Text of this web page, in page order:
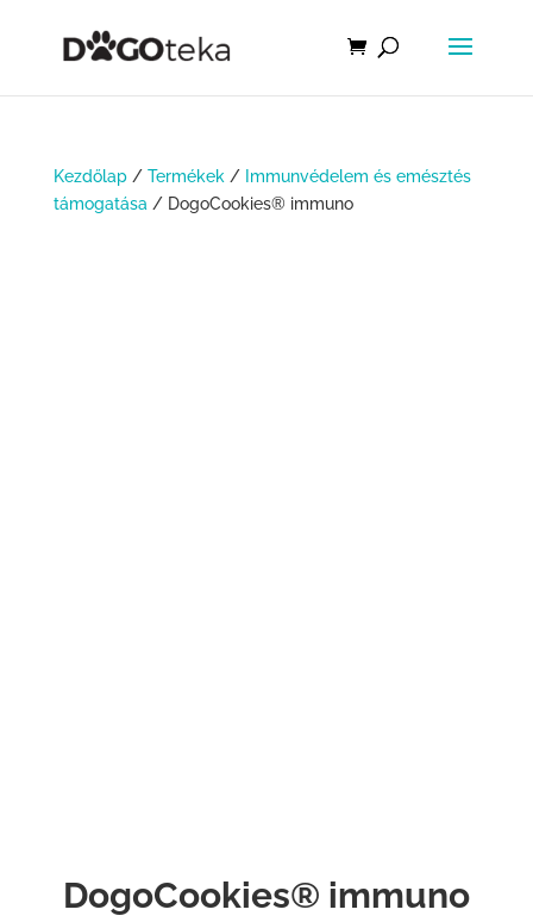
Kezdőlap/ Termékek / Immunvédelem és emésztés
támogatása / DogoCookies® immuno
DogoCookies® immuno